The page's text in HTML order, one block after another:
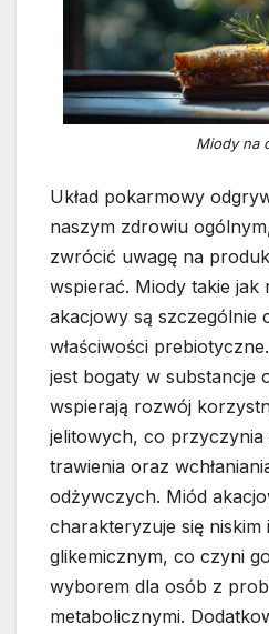
Miody na
Układ pokarmowy
naszym zdrowiu
zwrócić uwagę na
wspierać. Miody takie
akacjowy są szczególnie
właściwości
jest bogaty w substancje
wspierają rozwój
jelitowych, co
trawienia oraz
odżywczych. Miód
charakteryzuje się niskim
glikemicznym, co czyni
wyborem dla osób z
metabolicznymi.